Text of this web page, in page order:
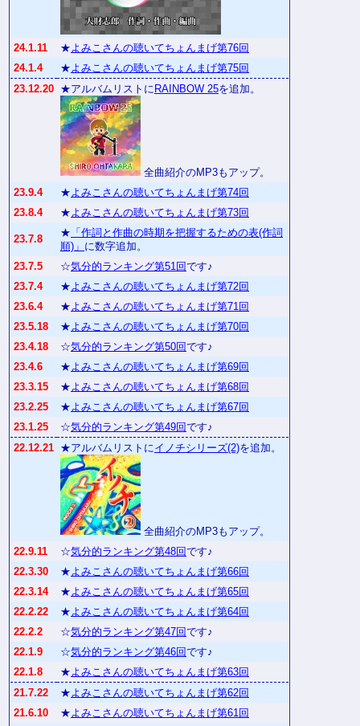
24.1.11 ★よみこさんの聴いてちょんまげ第76回
24.1.4
★よみこさんの聴いてちょんまげ第75回
23.12.20 ★アルバムリストに RAINBOW 25を追加。
全曲紹介のMP3もアップ。
23.9.4
★よみこさんの聴いてちょんまげ第74回
23.8.4
★よみこさんの聴いてちょんまげ第73回
23.7.8
★ 「作詞と作曲の時期を把握するための表(作詞
順)」 に数字追加。
23.7.5
☆気分的ランキング第51回です♪
23.7.4
★よみこさんの聴いてちょんまげ第72回
23.6.4
★よみこさんの聴いてちょんまげ第71回
23.5.18
★よみこさんの聴いてちょんまげ第70回
23.4.18
☆気分的ランキング第50回です♪
23.4.6
★よみこさんの聴いてちょんまげ第69回
23.3.15
★よみこさんの聴いてちょんまげ第68回
23.2.25
★よみこさんの聴いてちょんまげ第67回
23.1.25
☆気分的ランキング第49回です♪
22.12.21 ★アルバムリストにイノチシリーズ(2)を追加。
全曲紹介のMP3もアップ。
22.9.11
☆気分的ランキング第48回です♪
22.3.30
★よみこさんの聴いてちょんまげ第66回
22.3.14
★よみこさんの聴いてちょんまげ第65回
22.2.22
★よみこさんの聴いてちょんまげ第64回
22.2.2
☆気分的ランキング第47回です♪
22.1.9
☆気分的ランキング第46回です♪
22.1.8
★よみこさんの聴いてちょんまげ第63回
21.7.22
★よみこさんの聴いてちょんまげ第62回
21.6.10
★よみこさんの聴いてちょんまげ第61回